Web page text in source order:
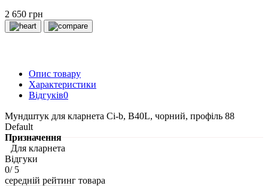
2 650 грн
Опис товару
Характеристики
Відгуків0
Мундштук для кларнета Сі-b, B40L, чорний, профіль 88
Default
Призначення
Для кларнета
Відгуки
0/ 5
середній рейтинг товара